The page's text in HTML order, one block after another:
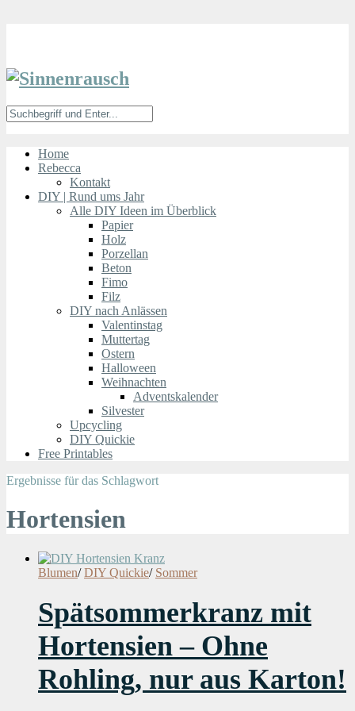
Home
Rebecca
Kontakt
DIY | Rund ums Jahr
Alle DIY Ideen im Überblick
Papier
Holz
Porzellan
Beton
Fimo
Filz
DIY nach Anlässen
Valentinstag
Muttertag
Ostern
Halloween
Weihnachten
Adventskalender
Silvester
Upcycling
DIY Quickie
Free Printables
Ergebnisse für das Schlagwort
Hortensien
Blumen/ DIY Quickie/ Sommer
Spätsommerkranz mit
Hortensien – Ohne
Rohling, nur aus Karton!